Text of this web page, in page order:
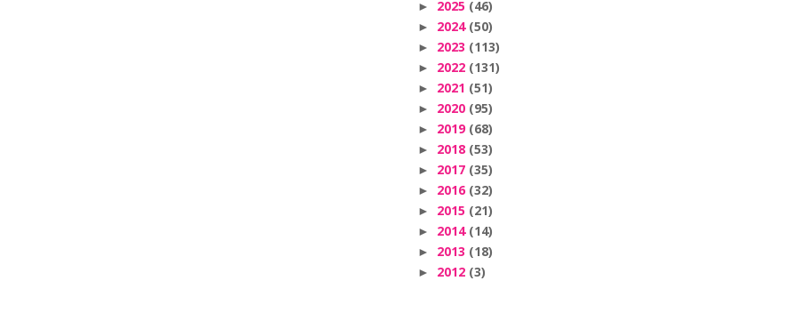
► 2025 (46)
► 2024 (50)
► 2023 (113)
► 2022 (131)
► 2021 (51)
► 2020 (95)
► 2019 (68)
► 2018 (53)
► 2017 (35)
► 2016 (32)
► 2015 (21)
► 2014 (14)
► 2013 (18)
► 2012 (3)